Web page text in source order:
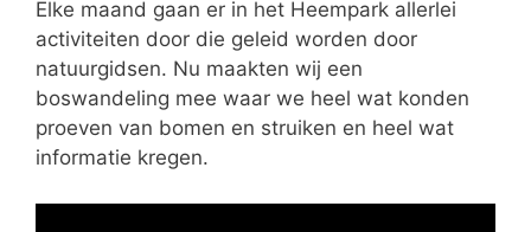
e
ë
n
Elke maand gaan er in het Heempark allerlei
activiteiten door die geleid worden door
natuurgidsen. Nu maakten wij een
boswandeling mee waar we heel wat konden
proeven van bomen en struiken en heel wat
informatie kregen.